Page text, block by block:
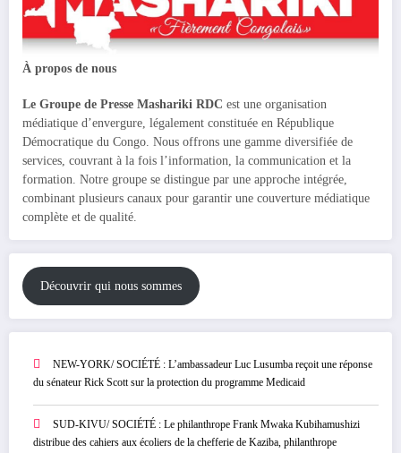
À propos de nous
Le Groupe de Presse Mashariki RDC est une organisation
médiatique d’envergure, légalement constituée en République
Démocratique du Congo. Nous offrons une gamme diversifiée de
services, couvrant à la fois l’information, la communication et la
formation. Notre groupe se distingue par une approche intégrée,
combinant plusieurs canaux pour garantir une couverture médiatique
complète et de qualité.
Découvrir qui nous sommes
NEW-YORK/ SOCIÉTÉ : L’ambassadeur Luc Lusumba reçoit une réponse
du sénateur Rick Scott sur la protection du programme Medicaid
SUD-KIVU/ SOCIÉTÉ : Le philanthrope Frank Mwaka Kubihamushizi
distribue des cahiers aux écoliers de la chefferie de Kaziba, philanthrope